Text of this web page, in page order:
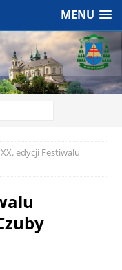
MENU
XX. edycji Festiwalu